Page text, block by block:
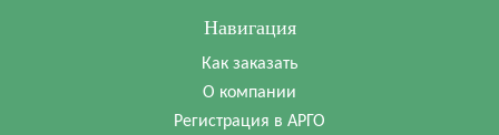
Навигация
Как заказать
О компании
Регистрация в АРГО